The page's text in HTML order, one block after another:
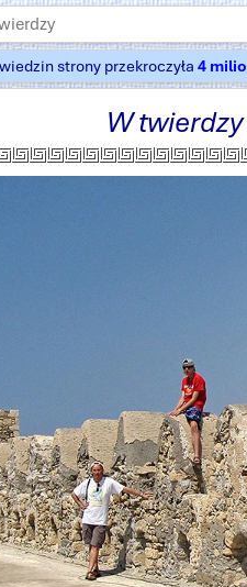
strony przekroczyła 4
W twierdzy